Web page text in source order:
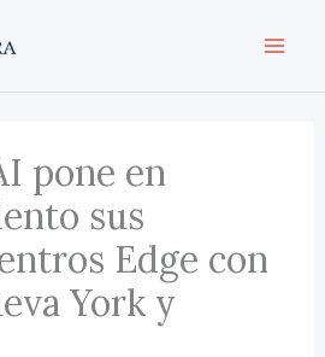
pone en
sus
Edge con
York y